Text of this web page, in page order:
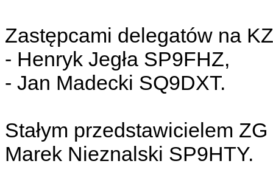
Zastępcami delegatów na
- Henryk Jegła SP9FHZ,
- Jan Madecki SQ9DXT.
Stałym przedstawicielem
Marek Nieznalski SP9HTY.